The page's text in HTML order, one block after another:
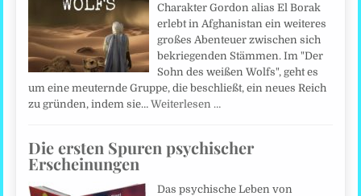
Charakter Gordon alias El Borak
erlebt in Afghanistan ein weiteres
großes Abenteuer zwischen sich
bekriegenden Stämmen. Im "Der
Sohn des weißen Wolfs", geht es
um eine meuternde Gruppe, die beschließt, ein neues Reich
zu gründen, indem sie…Weiterlesen …
Die ersten Spuren psychischer
Erscheinungen
Das psychische Leben von